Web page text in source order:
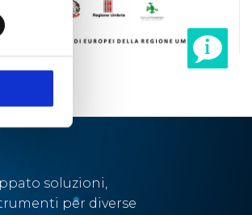
soluzioni,
per diverse